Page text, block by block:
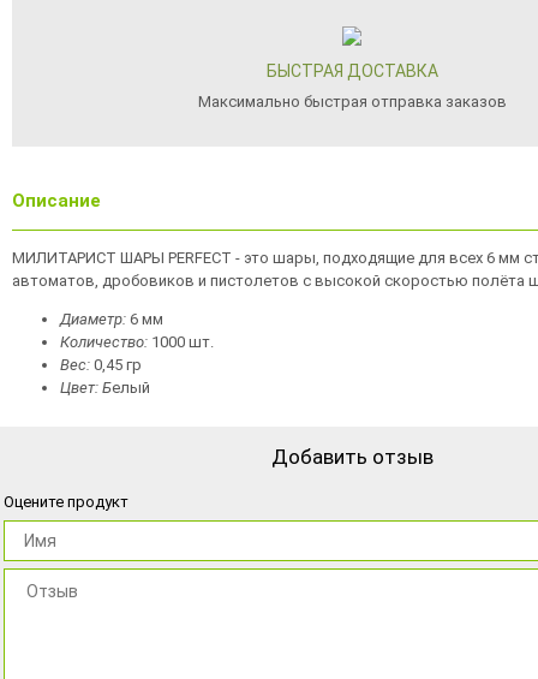
БЫСТРАЯ ДОСТАВКА
Максимально быстрая отправка заказов
Описание
МИЛИТАРИСТ ШАРЫ PERFECT - это шары, подходящие для всех 6 мм
автоматов, дробовиков и пистолетов с высокой скоростью полёта
Диаметр: 6 мм
Количество: 1000 шт.
Вес: 0,45 гр
Цвет: Белый
Добавить отзыв
Оцените продукт